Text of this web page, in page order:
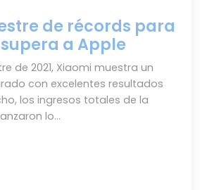
de récords para
a Apple
de 2021, Xiaomi muestra un
con excelentes resultados
los ingresos totales de la
lo...